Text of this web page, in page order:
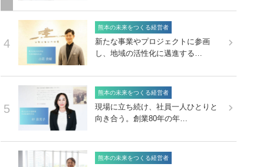
4
熊本の未来をつくる経営者
新たな事業やプロジェクトに参画
し、地域の活性化に邁進する…
5
熊本の未来をつくる経営者
現場に立ち続け、社員一人ひとりと
向き合う。創業80年の年…
熊本の未来をつくる経営者